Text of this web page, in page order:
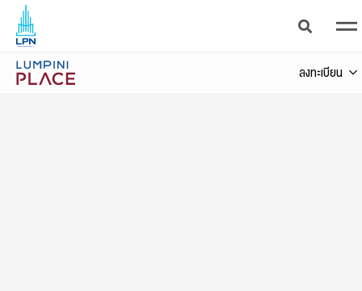
ลงทะเบียน
แจ้งวัฒนะ - ปากเกร็ด สเตชั่น